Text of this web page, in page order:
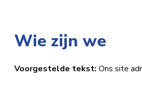
Wie zijn we
Voorgestelde tekst: Ons site